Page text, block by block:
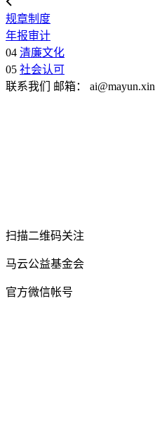
规章制度
年报审计
04 清廉文化
05 社会认可
联系我们
邮箱： ai@mayun.xin
扫描二维码关注
马云公益基金会
官方微信帐号